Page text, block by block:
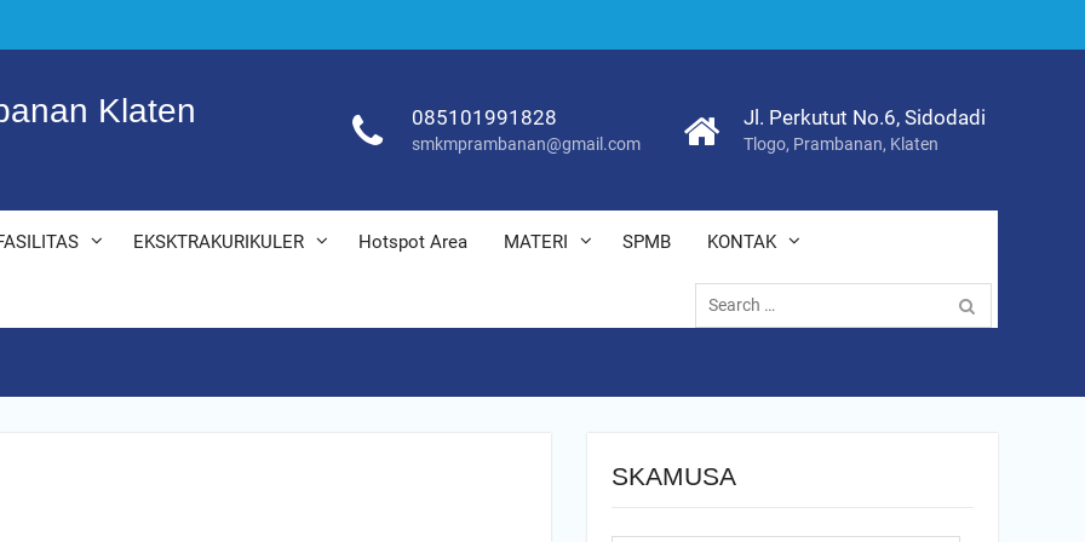
Klaten 085101991828
smkmprambanan@gmail.com
Jl. Perkutut No.6, Sidodadi
Tlogo, Prambanan, Klaten
EKSKTRAKURIKULER Hotspot Area MATERI SPMB KONTAK
Search
for:
SKAMUSA
Search